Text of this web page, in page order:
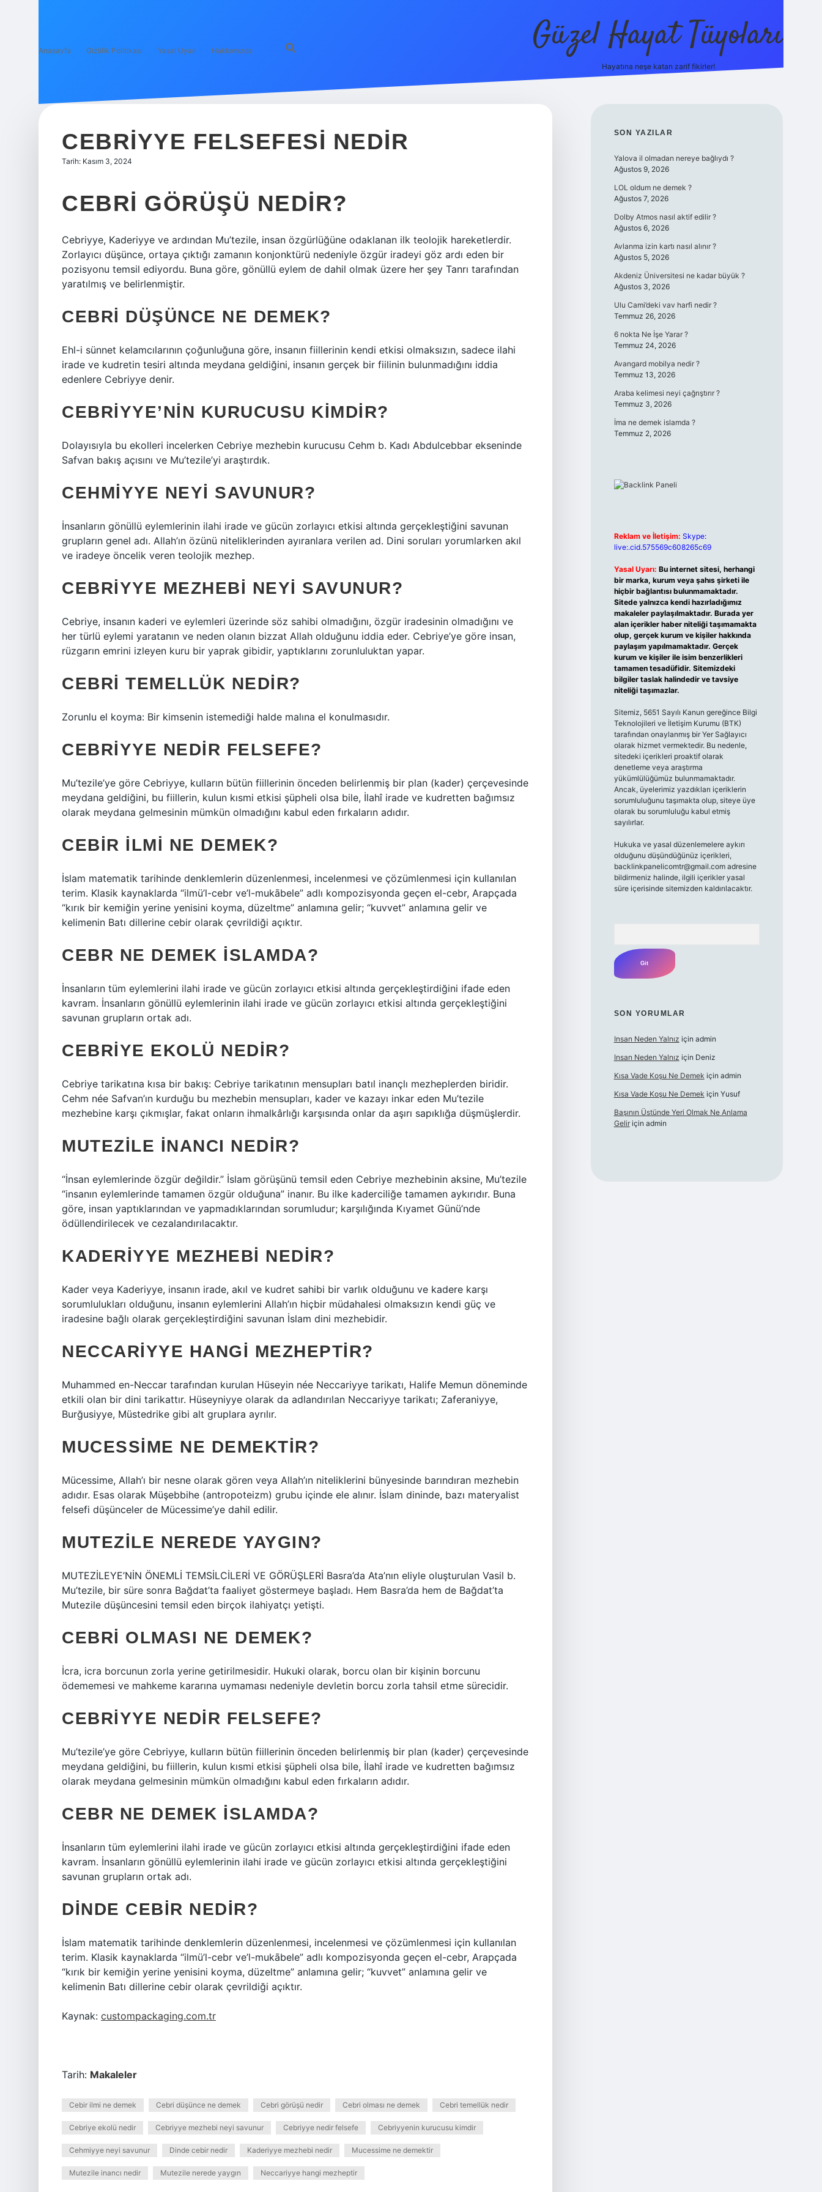
Anasayfa Gizlilik Politikası Yasal Uyarı Hakkımızda Güzel Hayat Tüyoları
Hayatına neşe katan zarif fikirler!
CEBRIYYE FELSEFESI NEDIR
Tarih: Kasım 3, 2024
CEBRI GÖRÜŞÜ NEDIR?
Cebriyye, Kaderiyye ve ardından Mu’tezile, insan özgürlüğüne odaklanan ilk teolojik hareketlerdir.
Zorlayıcı düşünce, ortaya çıktığı zamanın konjonktürü nedeniyle özgür iradeyi göz ardı eden bir
pozisyonu temsil ediyordu. Buna göre, gönüllü eylem de dahil olmak üzere her şey Tanrı tarafından
yaratılmış ve belirlenmiştir.
CEBRI DÜŞÜNCE NE DEMEK?
Ehl-i sünnet kelamcılarının çoğunluğuna göre, insanın fiillerinin kendi etkisi olmaksızın, sadece ilahi
irade ve kudretin tesiri altında meydana geldiğini, insanın gerçek bir fiilinin bulunmadığını iddia
edenlere Cebriyye denir.
CEBRIYYE’NIN KURUCUSU KIMDIR?
Dolayısıyla bu ekolleri incelerken Cebriye mezhebin kurucusu Cehm b. Kadı Abdulcebbar ekseninde
Safvan bakış açısını ve Mu’tezile’yi araştırdık.
CEHMIYYE NEYI SAVUNUR?
İnsanların gönüllü eylemlerinin ilahi irade ve gücün zorlayıcı etkisi altında gerçekleştiğini savunan
grupların genel adı. Allah’ın özünü niteliklerinden ayıranlara verilen ad. Dini soruları yorumlarken akıl
ve iradeye öncelik veren teolojik mezhep.
CEBRIYYE MEZHEBI NEYI SAVUNUR?
Cebriye, insanın kaderi ve eylemleri üzerinde söz sahibi olmadığını, özgür iradesinin olmadığını ve
her türlü eylemi yaratanın ve neden olanın bizzat Allah olduğunu iddia eder. Cebriye’ye göre insan,
rüzgarın emrini izleyen kuru bir yaprak gibidir, yaptıklarını zorunluluktan yapar.
CEBRI TEMELLÜK NEDIR?
Zorunlu el koyma: Bir kimsenin istemediği halde malına el konulmasıdır.
CEBRIYYE NEDIR FELSEFE?
Mu’tezile’ye göre Cebriyye, kulların bütün fiillerinin önceden belirlenmiş bir plan (kader) çerçevesinde
meydana geldiğini, bu fiillerin, kulun kısmi etkisi şüpheli olsa bile, İlahî irade ve kudretten bağımsız
olarak meydana gelmesinin mümkün olmadığını kabul eden fırkaların adıdır.
CEBIR ILMI NE DEMEK?
İslam matematik tarihinde denklemlerin düzenlenmesi, incelenmesi ve çözümlenmesi için kullanılan
terim. Klasik kaynaklarda “ilmü’l-cebr ve’l-mukābele” adlı kompozisyonda geçen el-cebr, Arapçada
“kırık bir kemiğin yerine yenisini koyma, düzeltme” anlamına gelir; “kuvvet” anlamına gelir ve
kelimenin Batı dillerine cebir olarak çevrildiği açıktır.
CEBR NE DEMEK ISLAMDA?
İnsanların tüm eylemlerini ilahi irade ve gücün zorlayıcı etkisi altında gerçekleştirdiğini ifade eden
kavram. İnsanların gönüllü eylemlerinin ilahi irade ve gücün zorlayıcı etkisi altında gerçekleştiğini
savunan grupların ortak adı.
CEBRIYE EKOLÜ NEDIR?
Cebriye tarikatına kısa bir bakış: Cebriye tarikatının mensupları batıl inançlı mezheplerden biridir.
Cehm née Safvan’ın kurduğu bu mezhebin mensupları, kader ve kazayı inkar eden Mu’tezile
mezhebine karşı çıkmışlar, fakat onların ihmalkârlığı karşısında onlar da aşırı sapıklığa düşmüşlerdir.
MUTEZILE INANCI NEDIR?
“İnsan eylemlerinde özgür değildir.” İslam görüşünü temsil eden Cebriye mezhebinin aksine, Mu’tezile
“insanın eylemlerinde tamamen özgür olduğuna” inanır. Bu ilke kaderciliğe tamamen aykırıdır. Buna
göre, insan yaptıklarından ve yapmadıklarından sorumludur; karşılığında Kıyamet Günü’nde
ödüllendirilecek ve cezalandırılacaktır.
KADERIYYE MEZHEBI NEDIR?
Kader veya Kaderiyye, insanın irade, akıl ve kudret sahibi bir varlık olduğunu ve kadere karşı
sorumlulukları olduğunu, insanın eylemlerini Allah’ın hiçbir müdahalesi olmaksızın kendi güç ve
iradesine bağlı olarak gerçekleştirdiğini savunan İslam dini mezhebidir.
NECCARIYYE HANGI MEZHEPTIR?
Muhammed en-Neccar tarafından kurulan Hüseyin née Neccariyye tarikatı, Halife Memun döneminde
etkili olan bir dini tarikattır. Hüseyniyye olarak da adlandırılan Neccariyye tarikatı; Zaferaniyye,
Burğusiyye, Müstedrike gibi alt gruplara ayrılır.
MUCESSIME NE DEMEKTIR?
Mücessime, Allah’ı bir nesne olarak gören veya Allah’ın niteliklerini bünyesinde barındıran mezhebin
adıdır. Esas olarak Müşebbihe (antropoteizm) grubu içinde ele alınır. İslam dininde, bazı materyalist
felsefi düşünceler de Mücessime’ye dahil edilir.
MUTEZILE NEREDE YAYGIN?
MUTEZİLEYE’NİN ÖNEMLİ TEMSİLCİLERİ VE GÖRÜŞLERİ Basra’da Ata’nın eliyle oluşturulan Vasil b.
Mu’tezile, bir süre sonra Bağdat’ta faaliyet göstermeye başladı. Hem Basra’da hem de Bağdat’ta
Mutezile düşüncesini temsil eden birçok ilahiyatçı yetişti.
CEBRI OLMASI NE DEMEK?
İcra, icra borcunun zorla yerine getirilmesidir. Hukuki olarak, borcu olan bir kişinin borcunu
ödememesi ve mahkeme kararına uymaması nedeniyle devletin borcu zorla tahsil etme sürecidir.
CEBRIYYE NEDIR FELSEFE?
Mu’tezile’ye göre Cebriyye, kulların bütün fiillerinin önceden belirlenmiş bir plan (kader) çerçevesinde
meydana geldiğini, bu fiillerin, kulun kısmi etkisi şüpheli olsa bile, İlahî irade ve kudretten bağımsız
olarak meydana gelmesinin mümkün olmadığını kabul eden fırkaların adıdır.
CEBR NE DEMEK ISLAMDA?
İnsanların tüm eylemlerini ilahi irade ve gücün zorlayıcı etkisi altında gerçekleştirdiğini ifade eden
kavram. İnsanların gönüllü eylemlerinin ilahi irade ve gücün zorlayıcı etkisi altında gerçekleştiğini
savunan grupların ortak adı.
DINDE CEBIR NEDIR?
İslam matematik tarihinde denklemlerin düzenlenmesi, incelenmesi ve çözümlenmesi için kullanılan
terim. Klasik kaynaklarda “ilmü’l-cebr ve’l-mukābele” adlı kompozisyonda geçen el-cebr, Arapçada
“kırık bir kemiğin yerine yenisini koyma, düzeltme” anlamına gelir; “kuvvet” anlamına gelir ve
kelimenin Batı dillerine cebir olarak çevrildiği açıktır.
Kaynak: custompackaging.com.tr
Tarih: Makaleler
Cebir ilmi ne demek Cebri düşünce ne demek Cebri görüşü nedir Cebri olması ne demek Cebri temellük nedir
Cebriye ekolü nedir Cebriyye mezhebi neyi savunur Cebriyye nedir felsefe Cebriyyenin kurucusu kimdir
Cehmiyye neyi savunur Dinde cebir nedir Kaderiyye mezhebi nedir Mucessime ne demektir
Mutezile inancı nedir Mutezile nerede yaygın Neccariyye hangi mezheptir
SIDEBAR
SON YAZILAR
Yalova il olmadan nereye bağlıydı ?
Ağustos 9, 2026
LOL oldum ne demek ?
Ağustos 7, 2026
Dolby Atmos nasıl aktif edilir ?
Ağustos 6, 2026
Avlanma izin kartı nasıl alınır ?
Ağustos 5, 2026
Akdeniz Üniversitesi ne kadar büyük ?
Ağustos 3, 2026
Ulu Cami’deki vav harfi nedir ?
Temmuz 26, 2026
6 nokta Ne İşe Yarar ?
Temmuz 24, 2026
Avangard mobilya nedir ?
Temmuz 13, 2026
Araba kelimesi neyi çağrıştırır ?
Temmuz 3, 2026
İma ne demek islamda ?
Temmuz 2, 2026
Reklam ve İletişim: Skype:
live:.cid.575569c608265c69
Yasal Uyarı: Bu internet sitesi, herhangi
bir marka, kurum veya şahıs şirketi ile
hiçbir bağlantısı bulunmamaktadır.
Sitede yalnızca kendi hazırladığımız
makaleler paylaşılmaktadır. Burada yer
alan içerikler haber niteliği taşımamakta
olup, gerçek kurum ve kişiler hakkında
paylaşım yapılmamaktadır. Gerçek
kurum ve kişiler ile isim benzerlikleri
tamamen tesadüfidir. Sitemizdeki
bilgiler taslak halindedir ve tavsiye
niteliği taşımazlar.
Sitemiz, 5651 Sayılı Kanun gereğince Bilgi
Teknolojileri ve İletişim Kurumu (BTK)
tarafından onaylanmış bir Yer Sağlayıcı
olarak hizmet vermektedir. Bu nedenle,
sitedeki içerikleri proaktif olarak
denetleme veya araştırma
yükümlülüğümüz bulunmamaktadır.
Ancak, üyelerimiz yazdıkları içeriklerin
sorumluluğunu taşımakta olup, siteye üye
olarak bu sorumluluğu kabul etmiş
sayılırlar.
Hukuka ve yasal düzenlemelere aykırı
olduğunu düşündüğünüz içerikleri,
backlinkpanelicomtr@gmail.comadresine
bildirmeniz halinde, ilgili içerikler yasal
süre içerisinde sitemizden kaldırılacaktır.
SON YORUMLAR
Insan Neden Yalnız için admin
Insan Neden Yalnız için Deniz
Kısa Vade Koşu Ne Demek için admin
Kısa Vade Koşu Ne Demek için Yusuf
Başının Üstünde Yeri Olmak Ne Anlama
Geliriçin admin